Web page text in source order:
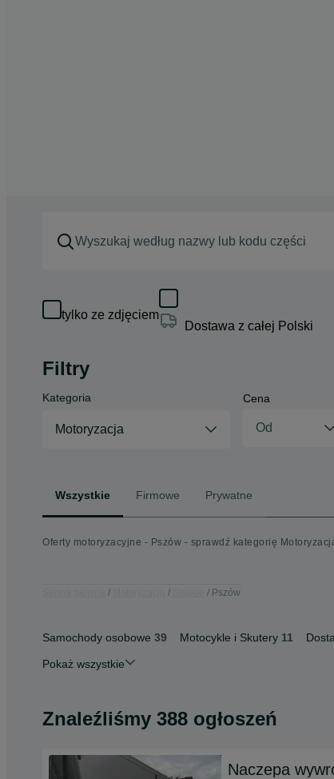
tylko ze zdjęciem
Dostawa z całej Polski
Filtry
Kategoria
Motoryzacja
Cena
Wszystkie Firmowe Prywatne
Oferty motoryzacyjne - Pszów - sprawdź kategorię
Pszów
Samochody osobowe 39 Motocykle i Skutery 11
Pokaż wszystkie
Znaleźliśmy 388 ogłoszeń
Naczepa